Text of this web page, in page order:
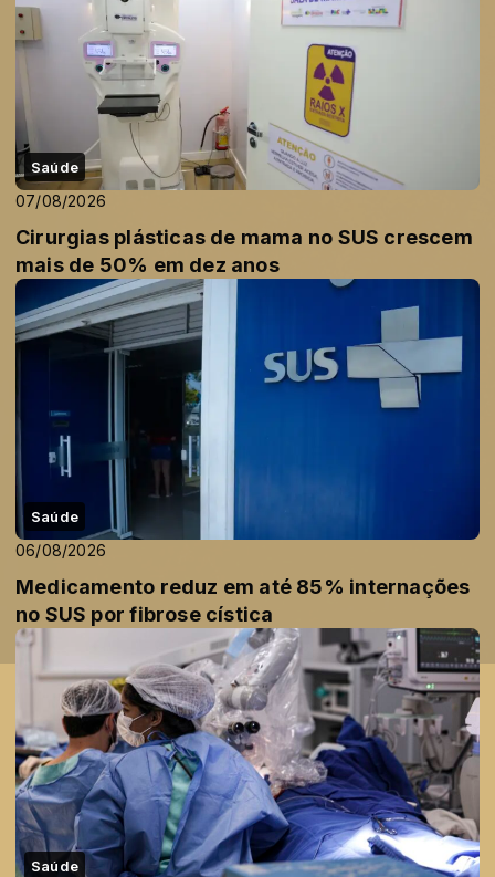
Saúde
07/08/2026
Cirurgias plásticas de mama no SUS crescem
mais de 50% em dez anos
Saúde
06/08/2026
Medicamento reduz em até 85% internações
no SUS por fibrose cística
Saúde